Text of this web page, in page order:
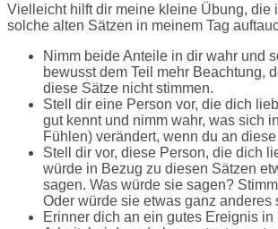
Vielleicht hilft dir meine kleine Übung, die
solche alten Sätzen in meinem Tag
Nimm beide Anteile in dir wahr und
bewusst dem Teil mehr Beachtung,
diese Sätze nicht stimmen.
Stell dir eine Person vor, die dich
gut kennt und nimm wahr, was sich
Fühlen) verändert, wenn du an
Stell dir vor, diese Person, die dich
würde in Bezug zu diesen Sätzen
sagen. Was würde sie sagen?
Oder würde sie etwas ganz anderes
Erinner dich an ein gutes Ereignis